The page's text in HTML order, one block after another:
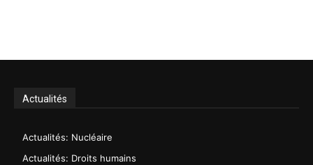
Actualités
Actualités: Nucléaire
Actualités: Droits humains